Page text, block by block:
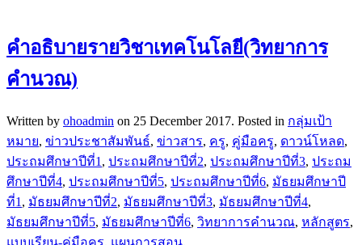
คำอธิบายรายวิชาเทคโนโลยี(วิทยาการ
คำนวณ)
Written by ohoadmin on 25 December 2017. Posted in กลุ่มเป้า
หมาย, ข่าวประชาสัมพันธ์, ข่าวสาร, ครู, คู่มือครู, ดาวน์โหลด,
ประถมศึกษาปีที่1 , ประถมศึกษาปีที่2, ประถมศึกษาปีที่3, ประถม
ศึกษาปีที่4, ประถมศึกษาปีที่5, ประถมศึกษาปีที่6, มัธยมศึกษาปี
ที่1 , มัธยมศึกษาปีที่2, มัธยมศึกษาปีที่3, มัธยมศึกษาปีที่4,
มัธยมศึกษาปีที่5, มัธยมศึกษาปีที่6, วิทยาการคำนวณ, หลักสูตร,
แบบเรียน-คู่มือครู, แผนการสอน.